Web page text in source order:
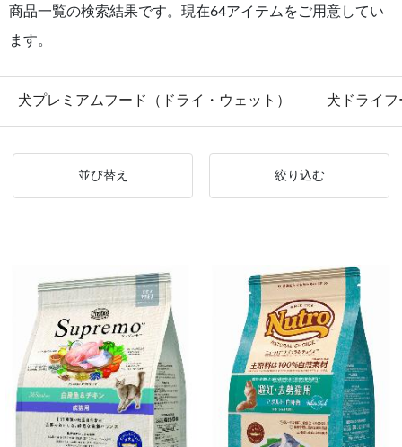
商品一覧の検索結果です。現在64アイテムをご用意してい
ます。
犬プレミアムフード（ドライ・ウェット） 犬ドライフ
並び替え 絞り込む